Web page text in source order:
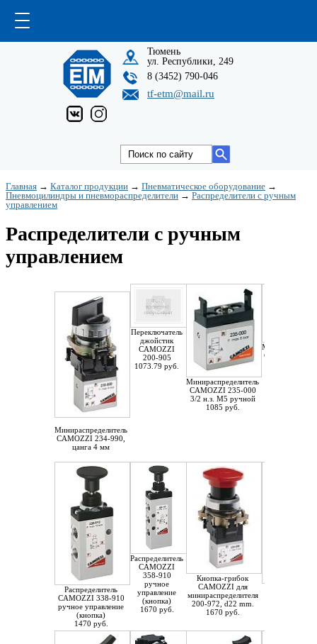
Тюмень
ул. Республики, 249
8 (3452) 790-046
tf-etm@mail.ru
Главная → Каталог продукции → Пневматическое оборудование →
Пневмоцилиндры и пневмораспределители → Распределители с ручным
управлением
Распределители с ручным
управлением
Минираспределитель
CAMOZZI 234-990,
цанга 4 мм
Переключатель
джойстик
CAMOZZI
200-905
1073.79 руб.
Минираспределитель
CAMOZZI 235-000
3/2 н.з. М5 ручной
1085 руб.
CAMOZZI
Распределитель
CAMOZZI 338-910
ручное управление
(кнопка)
1470 руб.
Распределитель
CAMOZZI
358-910
ручное
управление
(кнопка)
1670 руб.
Кнопка-грибок
CAMOZZI для
минираспределителя
200-972, d22 mm.
1670 руб.